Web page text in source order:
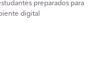
preparados para
digital